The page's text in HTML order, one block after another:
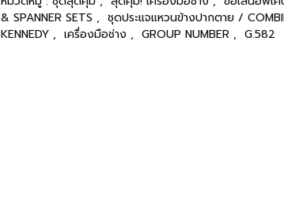
& SPANNER SETS , ชุดประแจแหวนข้างปากตาย /
KENNEDY , เครื่องมือช่าง , GROUP NUMBER , G.582